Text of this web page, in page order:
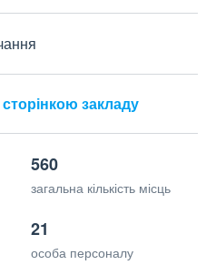
закладу
560
загальна кількість місць
21
особа персоналу